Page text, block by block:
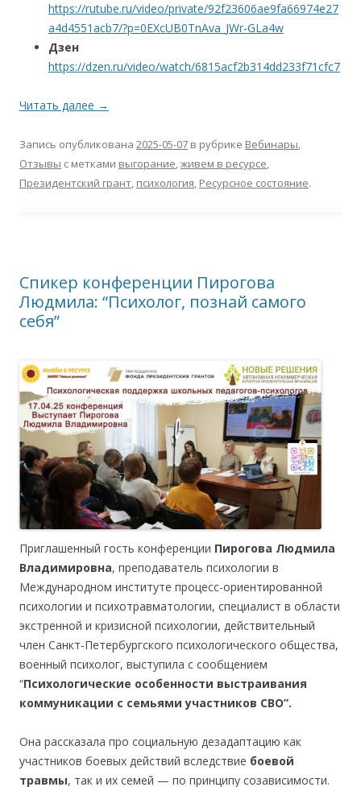
https://rutube.ru/video/private/92f23606ae9fa66974e27
a4d4551acb7/?p=0EXcUB0TnAva_JWr-GLa4w
Дзен
https://dzen.ru/video/watch/6815acf2b314dd233f71cfc7
Читать далее →
Запись опубликована 2025-05-07 в рубрике Вебинары,
Отзывы с метками выгорание,живем в ресурсе,
Президентский грант, психология, Ресурсное состояние.
Спикер конференции Пирогова
Людмила: “Психолог, познай самого
себя”
Приглашенный гость конференции Пирогова Людмила
Владимировна, преподаватель психологии в
Международном институте процесс-ориентированной
психологии и психотравматологии, специалист в области
экстренной и кризисной психологии, действительный
член Санкт-Петербургского психологического общества,
военный психолог, выступила с сообщением
“Психологические особенности выстраивания
коммуникации с семьями участников СВО”.
Она рассказала про социальную дезадаптацию как
участников боевых действий вследствие боевой
травмы, так и их семей — по принципу созависимости.